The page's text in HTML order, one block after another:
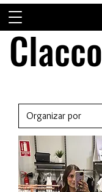
Clacco
Clacco